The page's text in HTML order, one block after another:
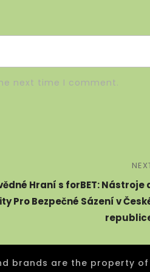
next time I comment.
Hraní s forBET: Nástroje
Pro Bezpečné Sázení v
brands are the property